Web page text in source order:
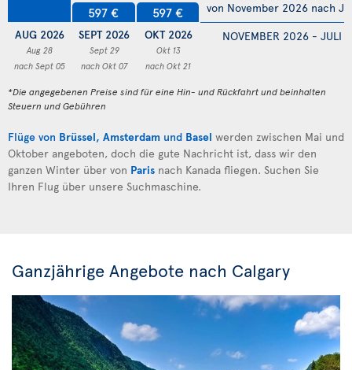
AUG 2026
Aug 28
nach Sept 05
597 €
SEPT 2026
Sept 29
nach Okt 07
597 €
OKT 2026
Okt 13
nach Okt 21
NOVEMBER 2026 - JULI
von November 2026 nach
*Die angegebenen Preise sind für eine Hin- und Rückfahrt und beinhalten
Steuern und Gebühren
Flüge von Brüssel, Amsterdam und Basel werden zwischen Mai und
Oktober angeboten, doch die gute Nachricht ist, dass wir den
ganzen Winter über von Paris nach Kanada fliegen. Suchen Sie
Ihren Flug über unsere Suchmaschine.
Ganzjährige Angebote nach Calgary